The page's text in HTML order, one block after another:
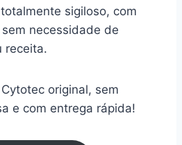
sigiloso, com
necessidade de
receita.
original, sem
e com entrega rápida!